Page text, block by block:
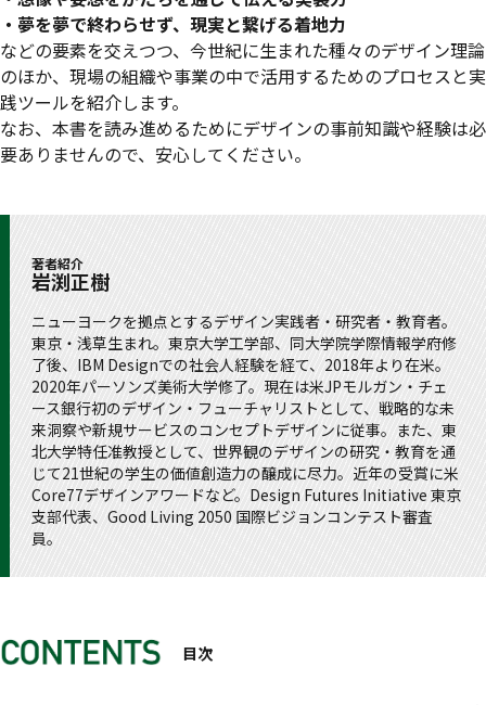
・夢を夢で終わらせず、現実と繋げる着地力
などの要素を交えつつ、今世紀に生まれた種々のデザイン理論
のほか、現場の組織や事業の中で活用するためのプロセスと実
践ツールを紹介します。
なお、本書を読み進めるためにデザインの事前知識や経験は必
要ありませんので、安心してください。
著者紹介
岩渕正樹
ニューヨークを拠点とするデザイン実践者・研究者・教育者。
東京・浅草生まれ。東京大学工学部、同大学院学際情報学府修
了後、IBM Designでの社会人経験を経て、2018年より在米。
2020年パーソンズ美術大学修了。現在は米JPモルガン・チェ
ース銀行初のデザイン・フューチャリストとして、戦略的な未
来洞察や新規サービスのコンセプトデザインに従事。また、東
北大学特任准教授として、世界観のデザインの研究・教育を通
じて21世紀の学生の価値創造力の醸成に尽力。近年の受賞に米
Core77デザインアワードなど。Design Futures Initiative 東京
支部代表、Good Living 2050 国際ビジョンコンテスト審査
員。
目次